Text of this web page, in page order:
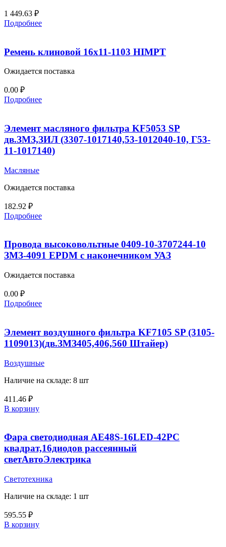
1 449.63 ₽
Подробнее
Ремень клиновой 16х11-1103 HIMPT
Ожидается поставка
0.00 ₽
Подробнее
Элемент масляного фильтра KF5053 SP
дв.ЗМЗ,ЗИЛ (3307-1017140,53-1012040-10, Г53-
11-1017140)
Масляные
Ожидается поставка
182.92 ₽
Подробнее
Провода высоковольтные 0409-10-3707244-10
ЗМЗ-4091 EPDM с наконечником УАЗ
Ожидается поставка
0.00 ₽
Подробнее
Элемент воздушного фильтра KF7105 SP (3105-
1109013)(дв.ЗМЗ405,406,560 Штайер)
Воздушные
Наличие на складе: 8 шт
411.46 ₽
В корзину
Фара светодиодная AЕ48S-16LED-42РC
квадрат,16диодов рассеянный
светАвтоЭлектрика
Светотехника
Наличие на складе: 1 шт
595.55 ₽
В корзину